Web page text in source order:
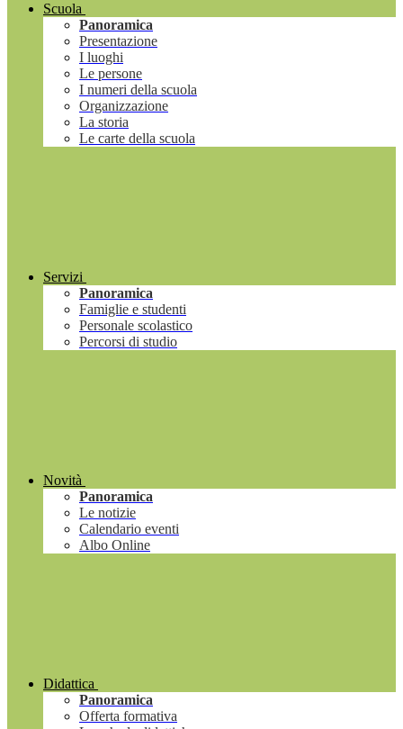
Scuola
Panoramica
Presentazione
I luoghi
Le persone
I numeri della scuola
Organizzazione
La storia
Le carte della scuola
Servizi
Panoramica
Famiglie e studenti
Personale scolastico
Percorsi di studio
Novità
Panoramica
Le notizie
Calendario eventi
Albo Online
Didattica
Panoramica
Offerta formativa